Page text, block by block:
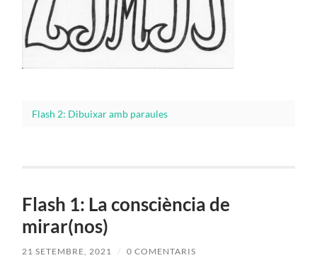
Flash 2: Dibuixar amb paraules
Flash 1: La consciència de
mirar(nos)
21 SETEMBRE, 2021 / 0 COMENTARIS